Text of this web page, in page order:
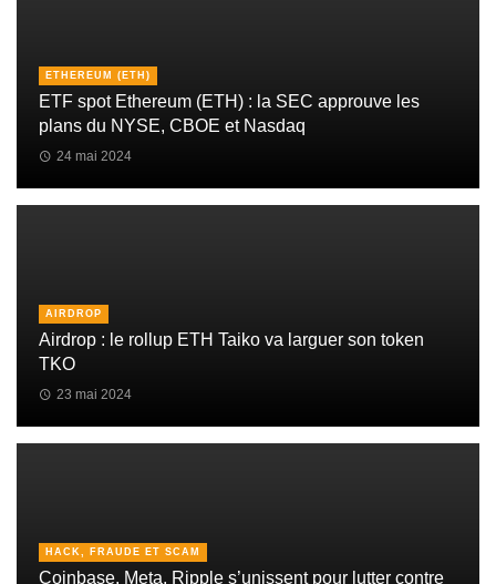
ETHEREUM (ETH)
ETF spot Ethereum (ETH) : la SEC approuve les
plans du NYSE, CBOE et Nasdaq
24 mai 2024
AIRDROP
Airdrop : le rollup ETH Taiko va larguer son token
TKO
23 mai 2024
HACK, FRAUDE ET SCAM
Coinbase, Meta, Ripple s’unissent pour lutter contre